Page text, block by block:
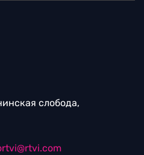
слобода,